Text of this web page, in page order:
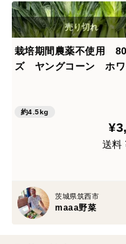
栽培期間農薬不使用
ズ ヤングコーン ホワ
約4.5kg
送料
茨城県筑西市
maaa野菜